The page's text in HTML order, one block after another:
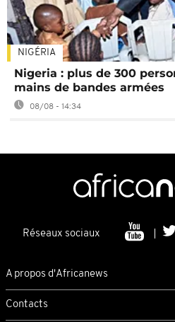
NIGÉRIA
Nigeria : plus de 300
mains de bandes armées
08/08 - 14:34
Réseaux sociaux
A propos d'Africanews
Contacts